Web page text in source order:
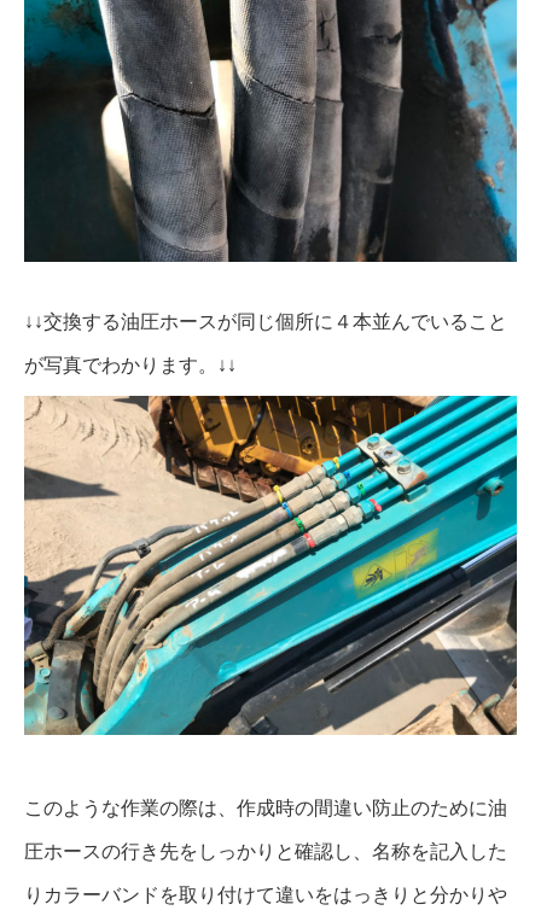
↓↓交換する油圧ホースが同じ個所に４本並んでいること
が写真でわかります。↓↓
このような作業の際は、作成時の間違い防止のために油
圧ホースの行き先をしっかりと確認し、名称を記入した
りカラーバンドを取り付けて違いをはっきりと分かりや